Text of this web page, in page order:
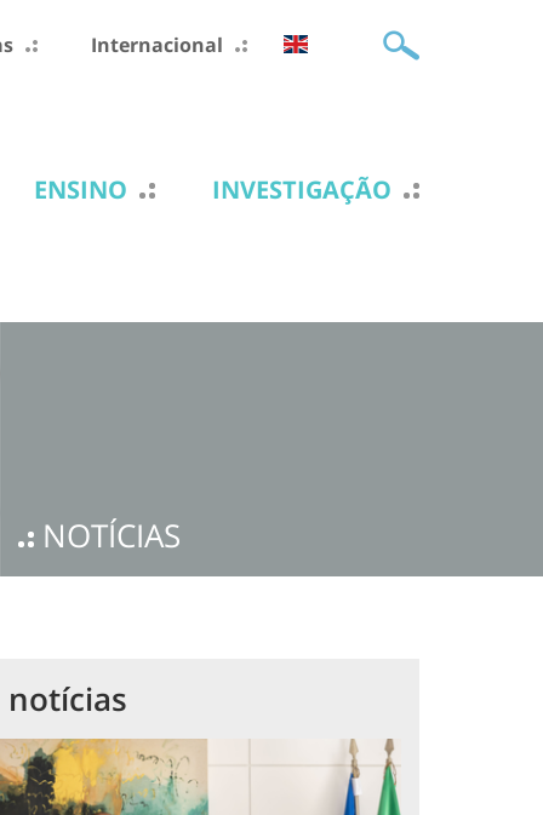
Internacional
ENSINO INVESTIGAÇÃO
NOTÍCIAS